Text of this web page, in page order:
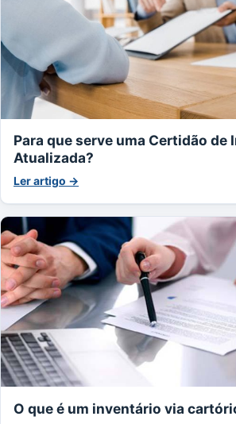
Para que serve uma Certidão de
Atualizada?
Ler artigo →
O que é um inventário via